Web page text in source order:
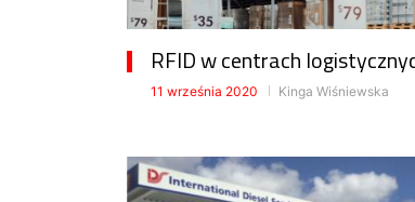
RFID w centrach
11 września 2020 Kinga Wiśniewska